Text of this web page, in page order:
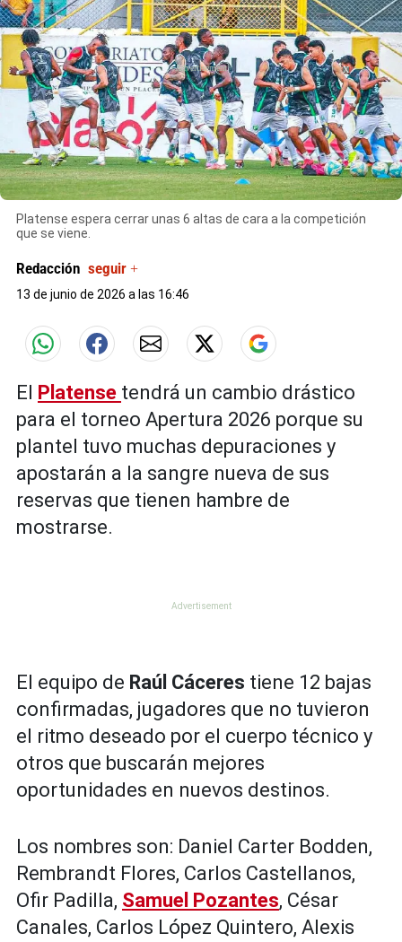
Platense espera cerrar unas 6 altas de cara a la competición
que se viene.
X
Redacción seguir +
13 de junio de 2026 a las 16:46
El Platense tendrá un cambio drástico
para el torneo Apertura 2026 porque su
plantel tuvo muchas depuraciones y
apostarán a la sangre nueva de sus
reservas que tienen hambre de
mostrarse.
El equipo de Raúl Cáceres tiene 12 bajas
confirmadas, jugadores que no tuvieron
el ritmo deseado por el cuerpo técnico y
otros que buscarán mejores
oportunidades en nuevos destinos.
Los nombres son: Daniel Carter Bodden,
Rembrandt Flores, Carlos Castellanos,
Ofir Padilla, Samuel Pozantes, César
Canales, Carlos López Quintero, Alexis